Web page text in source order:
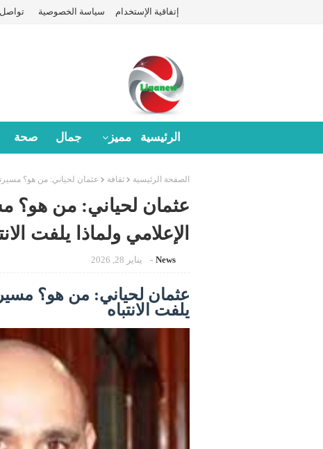
إتفاقية الإستخدام سياسة الخصوصية تواصل
الرئيسية مميز جمال صحة
الصفحة الرئيسية ثقافة عثمان لحياني: من هو؟
عثمان لحياني: من هو؟
الإعلامي ولماذا يلفت
News يناير 28, 2026
عثمان لحياني: من هو؟
يلفت الانتباه